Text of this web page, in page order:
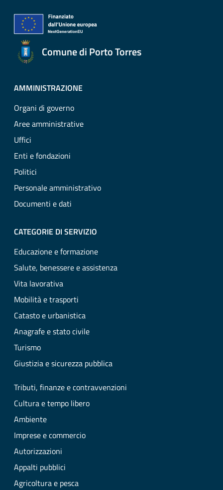
Comune di Porto Torres
AMMINISTRAZIONE
Organi di governo
Aree amministrative
Uffici
Enti e fondazioni
Politici
Personale amministrativo
Documenti e dati
CATEGORIE DI SERVIZIO
Educazione e formazione
Salute, benessere e assistenza
Vita lavorativa
Mobilità e trasporti
Catasto e urbanistica
Anagrafe e stato civile
Turismo
Giustizia e sicurezza pubblica
Tributi, finanze e contravvenzioni
Cultura e tempo libero
Ambiente
Imprese e commercio
Autorizzazioni
Appalti pubblici
Agricoltura e pesca